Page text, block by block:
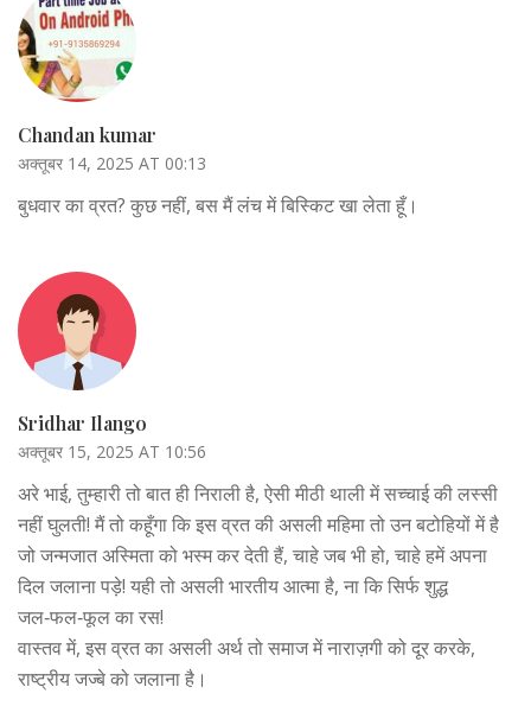
Chandan kumar
अक्तूबर 14, 2025 AT 00:13
बुधवार का व्रत? कुछ नहीं, बस मैं लंच में बिस्किट खा लेता हूँ।
Sridhar Ilango
अक्तूबर 15, 2025 AT 10:56
अरे भाई, तुम्हारी तो बात ही निराली है, ऐसी मीठी थाली में सच्चाई की लस्सी
नहीं घुलती! मैं तो कहूँगा कि इस व्रत की असली महिमा तो उन बटोहियों में है
जो जन्मजात अस्मिता को भस्म कर देती हैं, चाहे जब भी हो, चाहे हमें अपना
दिल जलाना पड़े! यही तो असली भारतीय आत्मा है, ना कि सिर्फ शुद्ध
जल‑फल‑फूल का रस!
वास्तव में, इस व्रत का असली अर्थ तो समाज में नाराज़गी को दूर करके,
राष्ट्रीय जज्बे को जलाना है।